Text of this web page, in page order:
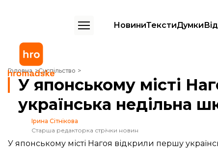
НовиниТекстиДумки
Головна Суспільство
У японському місті Нагоя з'явилася перша українська недільна
У японському місті
українська недільна
Ірина Сітнікова
Старша редакторка стрічки новин
У японському місті Нагоя відкрили першу